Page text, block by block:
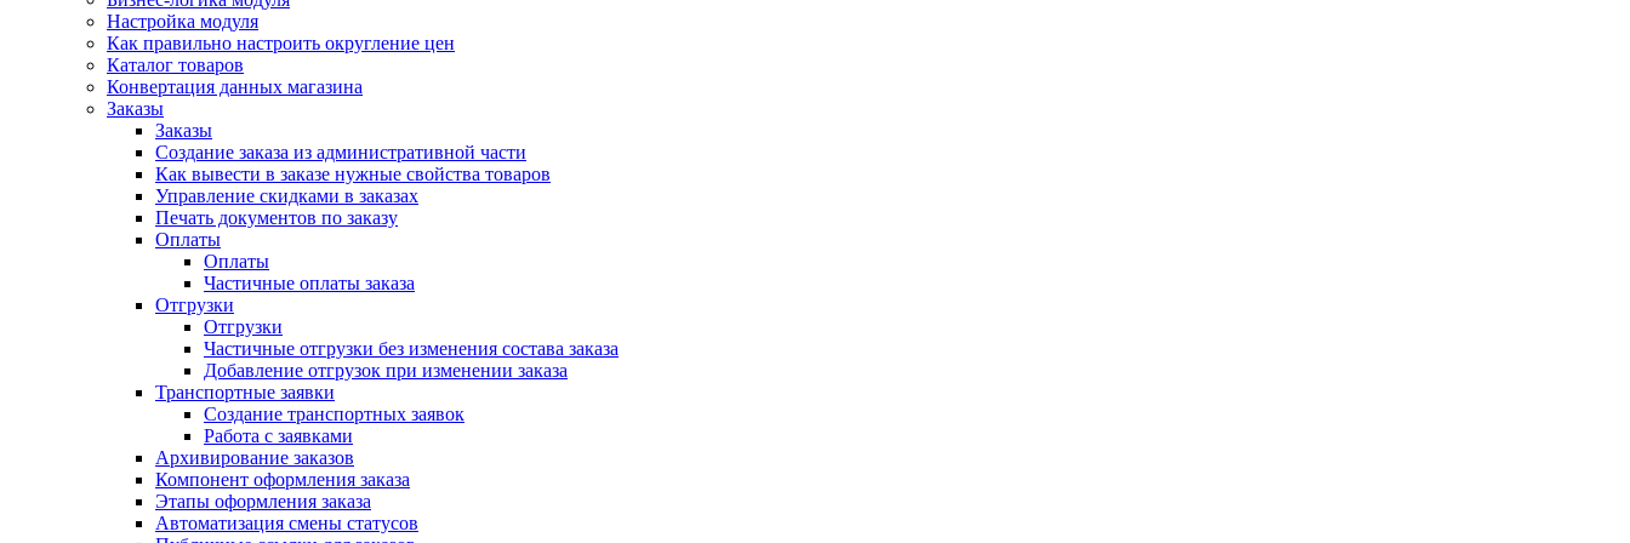
Настройка модуля
Как правильно настроить округление цен
Каталог товаров
Конвертация данных магазина
Заказы
Заказы
Создание заказа из административной части
Как вывести в заказе нужные свойства товаров
Управление скидками в заказах
Печать документов по заказу
Оплаты
Оплаты
Частичные оплаты заказа
Отгрузки
Отгрузки
Частичные отгрузки без изменения состава заказа
Добавление отгрузок при изменении заказа
Транспортные заявки
Создание транспортных заявок
Работа с заявками
Архивирование заказов
Компонент оформления заказа
Этапы оформления заказа
Автоматизация смены статусов